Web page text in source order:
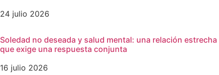
24 julio 2026
Soledad no deseada y salud mental: una relación estrecha
que exige una respuesta conjunta
16 julio 2026